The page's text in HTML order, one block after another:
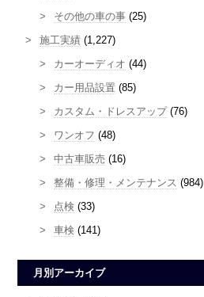
その他の車の事 (25)
施工実績 (1,227)
カーオーディオ (44)
カー用品設置 (85)
カスタム・ドレスアップ(76)
ワンオフ (48)
中古車販売 (16)
整備・修理・メンテナンス (984)
点検 (33)
車検 (141)
月別アーカイブ